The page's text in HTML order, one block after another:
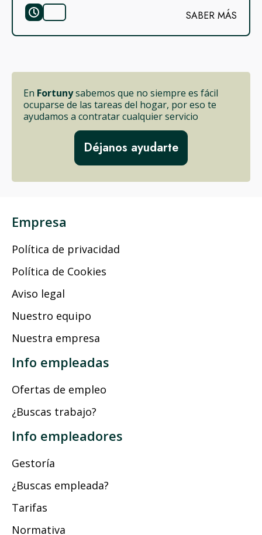
SABER MÁS
En Fortunysabemos que no siempre es fácil
ocuparse de las tareas del hogar, por eso te
ayudamos a contratar cualquier servicio
Déjanos ayudarte
Empresa
Política de privacidad
Política de Cookies
Aviso legal
Nuestro equipo
Nuestra empresa
Info empleadas
Ofertas de empleo
¿Buscas trabajo?
Info empleadores
Gestoría
¿Buscas empleada?
Tarifas
Normativa